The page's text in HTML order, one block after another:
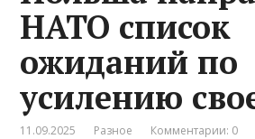
НАТО список
ожиданий по
усилению
11.09.2025 Разное Комментарии: 0